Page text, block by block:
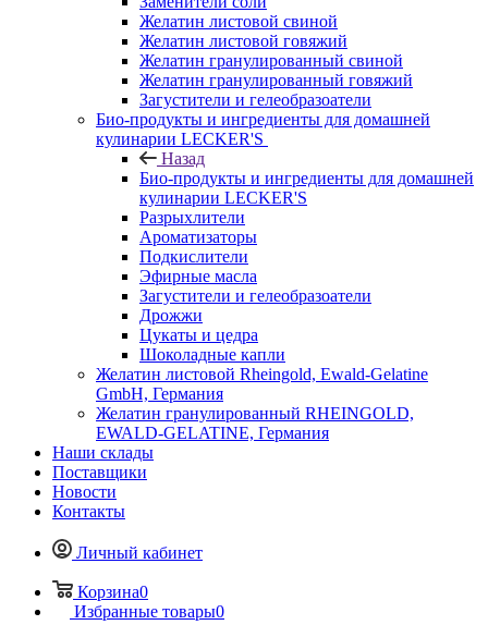
Желатин листовой свиной
Желатин листовой говяжий
Желатин гранулированный свиной
Желатин гранулированный говяжий
Загустители и гелеобразоатели
Био-продукты и ингредиенты для домашней
кулинарии LECKER'S
Назад
Био-продукты и ингредиенты для домашней
кулинарии LECKER'S
Разрыхлители
Ароматизаторы
Подкислители
Эфирные масла
Загустители и гелеобразоатели
Дрожжи
Цукаты и цедра
Шоколадные капли
Желатин листовой Rheingold, Ewald-Gelatine
GmbH, Германия
Желатин гранулированный RHEINGOLD,
EWALD-GELATINE, Германия
Наши склады
Поставщики
Новости
Контакты
Личный кабинет
Корзина0
Избранные товары0